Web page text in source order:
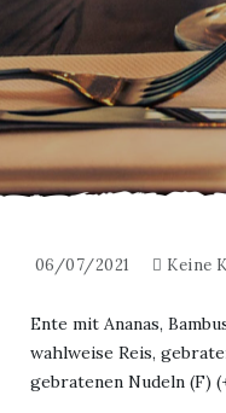
06/07/2021 Keine
Ente mit Ananas,
wahlweise Reis,
gebratenen Nudeln (F)